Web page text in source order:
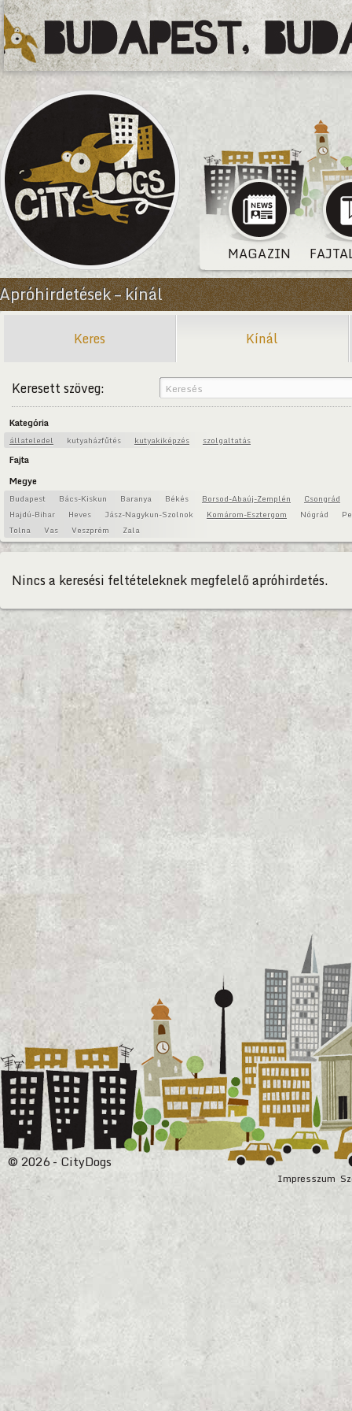
MAGAZIN
Apróhirdetések – kínál
Keres Kínál
Keresett szöveg:
Kategória
állateledel kutyaházfűtés kutyakiképzés szolgaltatás
Fajta
Megye
Budapest Bács-Kiskun Baranya Békés Borsod-Abaúj-Zemplén
Csongrád
Hajdú-Bihar
Heves Jász-Nagykun-Szolnok Komárom-Esztergom Nógrád
Tolna
Vas Veszprém Zala
Nincs a keresési feltételeknek megfelelő apróhirdetés.
Impresszum
© 2026 - CityDogs